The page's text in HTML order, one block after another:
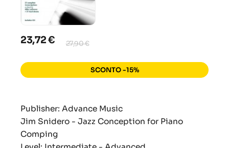
23,72 € 27,90 €
SCONTO -15%
Publisher: Advance Music
Jim Snidero - Jazz Conception for Piano
Comping